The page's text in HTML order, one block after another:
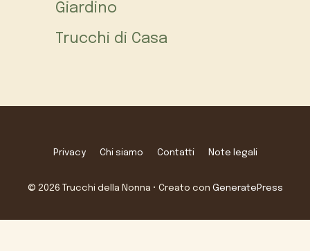
Giardino
Trucchi di Casa
Privacy Chi siamo Contatti Note legali
© 2026 Trucchi della Nonna • Creato con GeneratePress